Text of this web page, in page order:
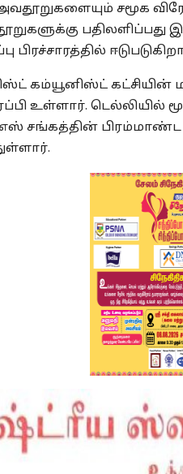
சமூக
பிரச்சாரத்தில்
கம்யூனிஸ்ட் கட்சியின்
உள்ளார். டெல்லியில்
சங்கத்தின் பிரம்மாண்ட